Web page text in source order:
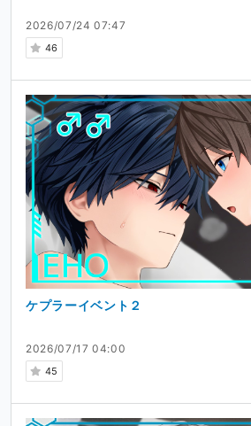
2026/07/24 07:47
46
2026/07/17 04:00
45
ケプラーイベント２